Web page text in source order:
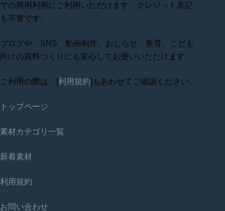
での商用利用にご利用いただけます。クレジット表記
も不要です。
ブログや、SNS、動画制作、おしらせ、教育、こども
向けの資料づくりにも安心してお使いいただけます。
ご利用の際は、[利用規約]もあわせてご確認ください。
トップページ
素材カテゴリ一覧
新着素材
利用規約
お問い合わせ